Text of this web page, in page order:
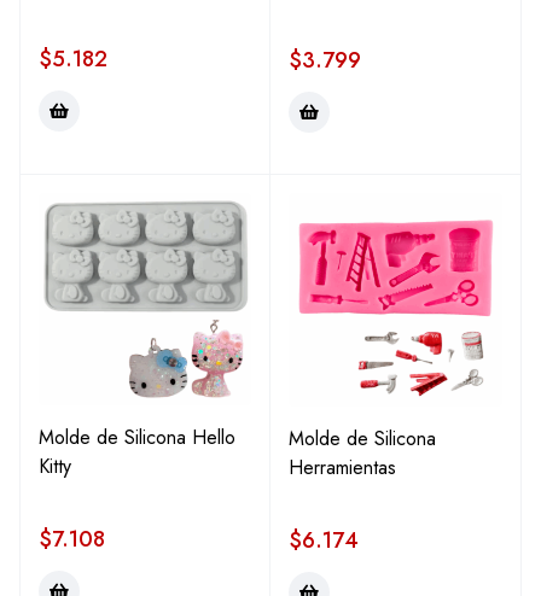
$5.182 $3.799
Molde de Silicona Hello
Kitty
$7.108
Molde de Silicona
Herramientas
$6.174